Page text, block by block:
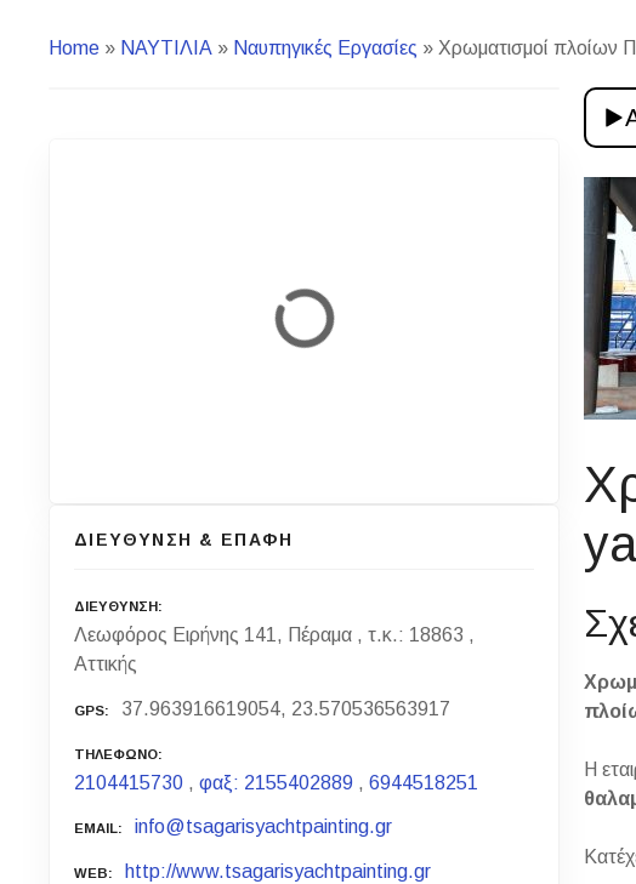
Home » ΝΑΥΤΙΛΙΑ » Ναυπηγικές Εργασίες » Χρωματισμοί πλοίων
ΔΙΕΥΘΥΝΣΗ & ΕΠΑΦΗ
ΔΙΕΥΘΥΝΣΗ
Λεωφόρος Ειρήνης 141, Πέραμα , τ.κ.: 18863 ,
Αττικής
GPS 37.963916619054, 23.570536563917
ΤΗΛΕΦΩΝΟ
2104415730 , φαξ: 2155402889 , 6944518251
EMAIL info@tsagarisyachtpainting.gr
WEB http://www.tsagarisyachtpainting.gr
Η